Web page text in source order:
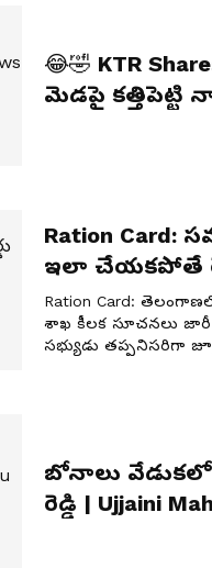
😂🤣 KTR
మెడపై కత్తిపెట్టి
Ration
ఇలా చేయ‌క‌పోతే
ఖాయం, ఇంకో 10
Ration Card:
శాఖ కీలక సూచనలు
సభ్యుడు తప్పనిసరిగా
బోనాలు వేడుకలో
రెడ్డి | Ujjaini